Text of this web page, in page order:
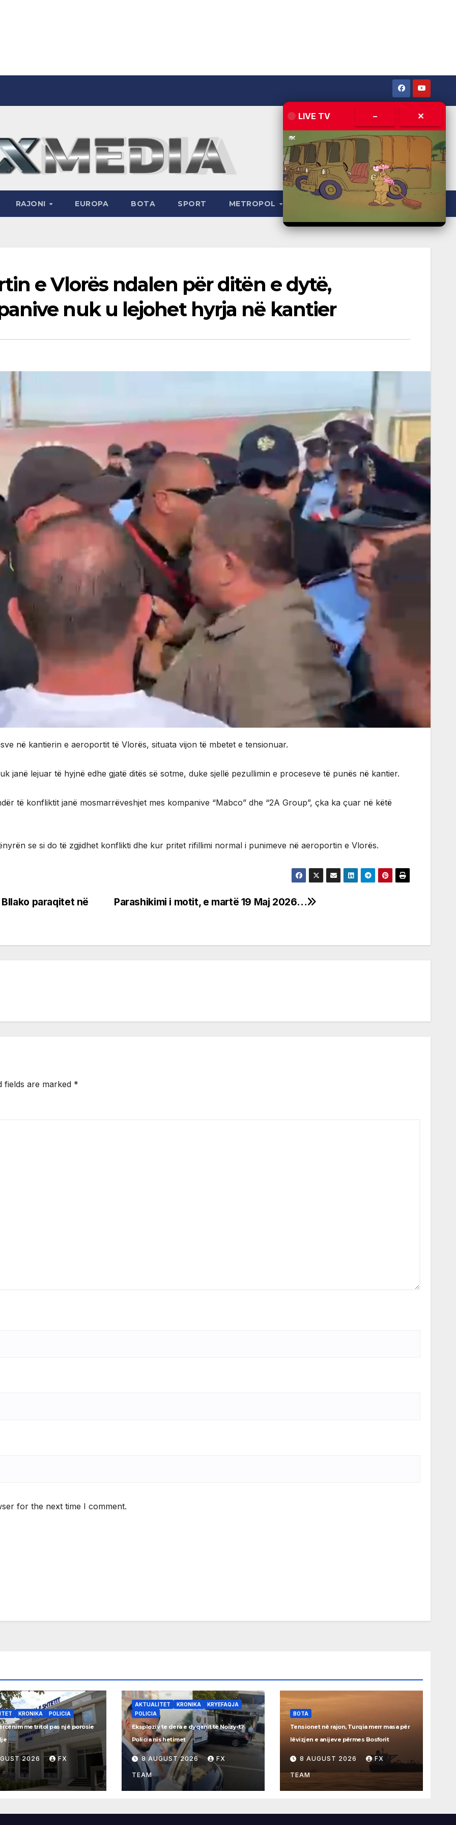
RAJONI EUROPA BOTA SPORT METROPOL
e Vlorës ndalen për ditën e dytë,
nuk u lejohet hyrja në kantier
në kantierin e aeroportit të Vlorës, situata vijon të mbetet e tensionuar.
janë lejuar të hyjnë edhe gjatë ditës së sotme, duke sjellë pezullimin e proceseve të punës në kantier.
të konfliktit janë mosmarrëveshjet mes kompanive “Mabco” dhe “2A Group”, çka ka çuar në këtë
se si do të zgjidhet konflikti dhe kur pritet rifillimi normal i punimeve në aeroportin e Vlorës.
Parashikimi i motit, e martë 19 Maj 2026…
paraqitet në
fields are marked *
for the next time I comment.
KRONIKA POLICIA
me tritol pas një porosie
2026 FX
AKTUALITET KRONIKA
KRYEFAQJA
POLICIA
Eksploziv te dera e dyqanit të Noizy-t?
Policia nis hetimet
8 AUGUST 2026 FX
TEAM
BOTA
Tensionet në rajon, Turqia merr masa për
lëvizjen e anijeve përmes Bosforit
8 AUGUST 2026 FX
TEAM
LIVE TV – ✕